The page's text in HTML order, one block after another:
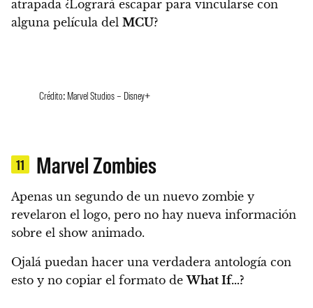
atrapada ¿Logrará escapar para vincularse con
alguna película del MCU?
Crédito: Marvel Studios – Disney+
11 Marvel Zombies
Apenas un segundo de un nuevo zombie y
revelaron el logo, pero no hay nueva información
sobre el show animado.
Ojalá puedan hacer una verdadera antología con
esto y no copiar el formato deWhat If…?